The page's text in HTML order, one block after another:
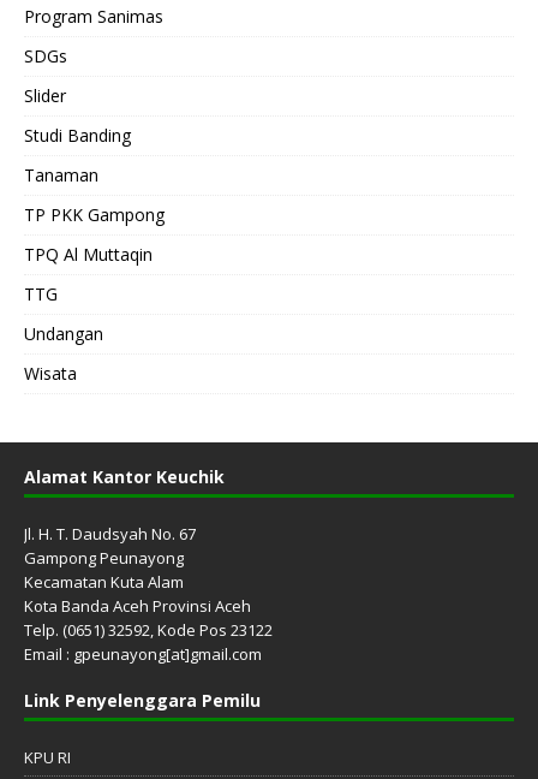
Program Sanimas
SDGs
Slider
Studi Banding
Tanaman
TP PKK Gampong
TPQ Al Muttaqin
TTG
Undangan
Wisata
Alamat Kantor Keuchik
Jl. H. T. Daudsyah No. 67
Gampong Peunayong
Kecamatan Kuta Alam
Kota Banda Aceh Provinsi Aceh
Telp. (0651) 32592, Kode Pos 23122
Email : gpeunayong[at]gmail.com
Link Penyelenggara Pemilu
KPU RI